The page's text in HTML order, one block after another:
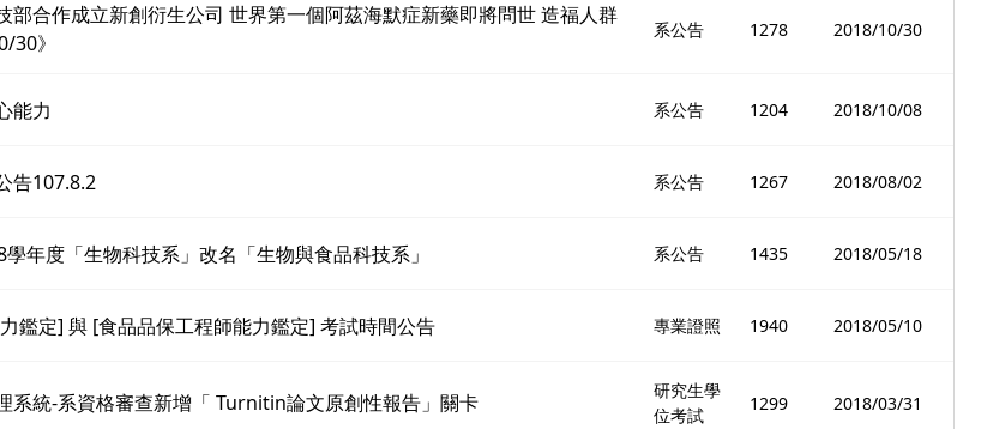
部合作成立新創衍生公司 世界第一個阿茲海默症新藥即將問世 造福人群
30》
系公告 1278 2018/10/30
能力 系公告 1204 2018/10/08
告107.8.2 系公告 1267 2018/08/02
年度「生物科技系」改名「生物與食品科技系」 系公告 1435 2018/05/18
鑑定] 與 [食品品保工程師能力鑑定] 考試時間公告 專業證照 1940 2018/05/10
系統-系資格審查新增「 Turnitin論文原創性報告」關卡
研究生學
位考試
1299 2018/03/31